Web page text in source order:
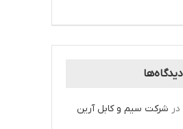
در شرکت سیم و کابل آرین